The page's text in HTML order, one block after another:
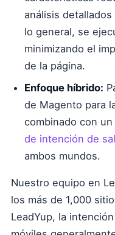
análisis
lo general, se
minimizando el
de la página.
Enfoque híbrido:
de Magento para
combinado con
de intención de
ambos mundos.
Nuestro equipo en
los más de 1,000
LeadYup, la